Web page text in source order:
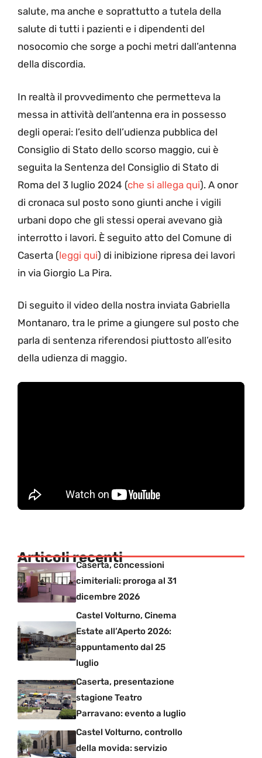
salute, ma anche e soprattutto a tutela della
salute di tutti i pazienti e i dipendenti del
nosocomio che sorge a pochi metri dall’antenna
della discordia.
In realtà il provvedimento che permetteva la
messa in attività dell’antenna era in possesso
degli operai: l’esito dell’udienza pubblica del
Consiglio di Stato dello scorso maggio, cui è
seguita la Sentenza del Consiglio di Stato di
Roma del 3 luglio 2024 (che si allega qui). A onor
di cronaca sul posto sono giunti anche i vigili
urbani dopo che gli stessi operai avevano già
interrotto i lavori. È seguito atto del Comune di
Caserta (leggi qui) di inibizione ripresa dei lavori
in via Giorgio La Pira.
Di seguito il video della nostra inviata Gabriella
Montanaro, tra le prime a giungere sul posto che
parla di sentenza riferendosi piuttosto all’esito
della udienza di maggio.
Articoli recenti
Caserta, concessioni
cimiteriali: proroga al 31
dicembre 2026
Castel Volturno, Cinema
Estate all’Aperto 2026:
appuntamento dal 25
luglio
Caserta, presentazione
stagione Teatro
Parravano: evento a luglio
Castel Volturno, controllo
della movida: servizio